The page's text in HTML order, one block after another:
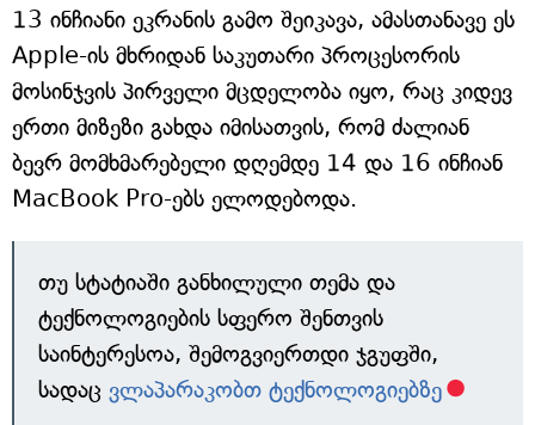
13 ინჩიანი ეკრანის გამო შეიკავა, ამასთანავე ეს
Apple-ის მხრიდან საკუთარი პროცესორის
მოსინჯვის პირველი მცდელობა იყო, რაც კიდევ
ერთი მიზეზი გახდა იმისათვის, რომ ძალიან
ბევრ მომხმარებელი დღემდე 14 და 16 ინჩიან
MacBook Pro-ებს ელოდებოდა.
თუ სტატიაში განხილული თემა და
ტექნოლოგიების სფერო შენთვის
საინტერესოა, შემოგვიერთდი ჯგუფში,
სადაც ვლაპარაკობთ ტექნოლოგიებზე